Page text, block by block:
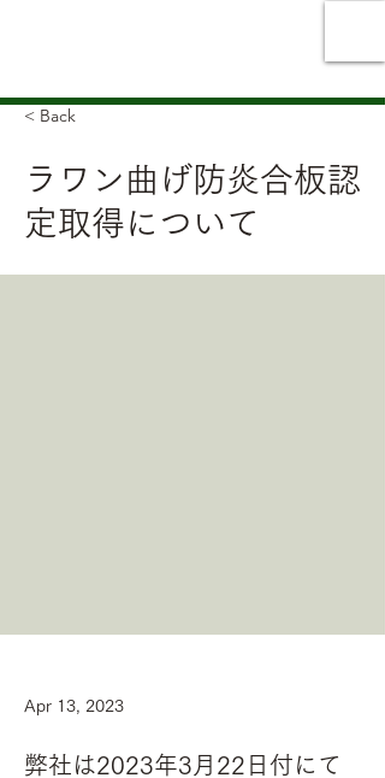
< Back
ラワン曲げ防炎合板認
定取得について
Apr 13, 2023
弊社は2023年3月22日付にて